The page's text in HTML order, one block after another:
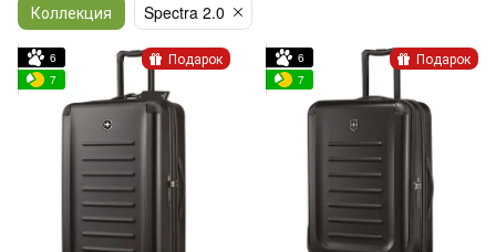
Коллекция Spectra 2.0
Подарок
6
7
Подарок
6
7